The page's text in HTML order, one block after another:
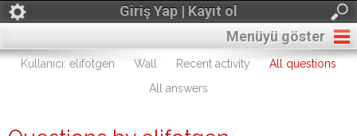
Giriş Yap | Kayıt ol
Menüyü göster
Kullanıcı: elifotgen Wall Recent activity
All questions
All answers